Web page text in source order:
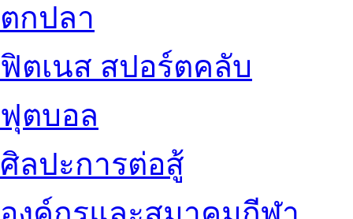
ตกปลา
ฟิตเนส สปอร์ตคลับ
ฟุตบอล
ศิลปะการต่อสู้